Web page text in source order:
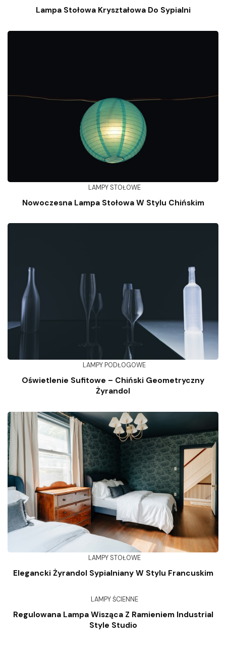
Lampa Stołowa Kryształowa Do Sypialni
LAMPY STOŁOWE
Nowoczesna Lampa Stołowa W Stylu Chińskim
LAMPY PODŁOGOWE
Oświetlenie Sufitowe – Chiński Geometryczny
Żyrandol
LAMPY STOŁOWE
Elegancki Żyrandol Sypialniany W Stylu Francuskim
LAMPY ŚCIENNE
Regulowana Lampa Wisząca Z Ramieniem Industrial
Style Studio